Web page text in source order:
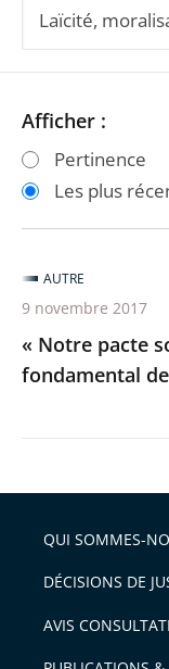
Passer
les
filtres
après
Passer
les
filtres
avant
Afficher :
Pertinence
Les plus
« Notre pacte
fondamental
AUTRE
9 novembre 2017
QUI SOMMES-
DÉCISIONS DE
AVIS